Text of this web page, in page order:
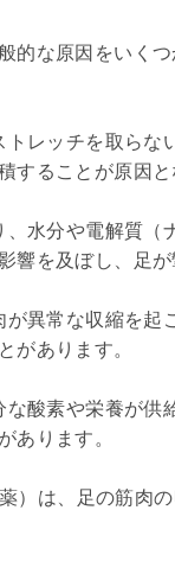
的な原因をいく
レッチを取らな
ることが原因と
水分や電解質（
響を及ぼし、足が
異常な収縮を起
があります。
酸素や栄養が供
あります。
）は、足の筋肉